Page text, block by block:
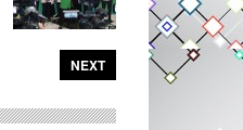
NEXT